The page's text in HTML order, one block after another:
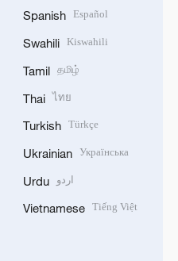
Spanish Español
Swahili Kiswahili
Tamil தமிழ்
Thai ไทย
Turkish Türkçe
Ukrainian Українська
Urdu اردو
Vietnamese Tiếng Việt